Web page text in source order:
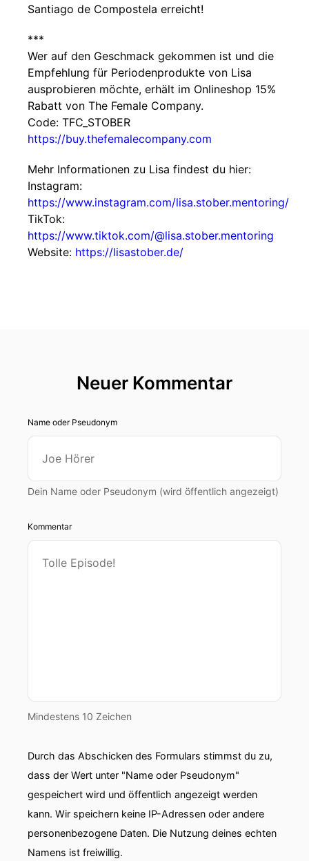
Santiago de Compostela erreicht!
***
Wer auf den Geschmack gekommen ist und die
Empfehlung für Periodenprodukte von Lisa
ausprobieren möchte, erhält im Onlineshop 15%
Rabatt von The Female Company.
Code: TFC_STOBER
https://buy.thefemalecompany.com
Mehr Informationen zu Lisa findest du hier:
Instagram:
https://www.instagram.com/lisa.stober.mentoring/
TikTok:
https://www.tiktok.com/@lisa.stober.mentoring
Website: https://lisastober.de/
Neuer Kommentar
Name oder Pseudonym
Dein Name oder Pseudonym (wird öffentlich angezeigt)
Kommentar
Mindestens 10 Zeichen
Durch das Abschicken des Formulars stimmst du zu,
dass der Wert unter "Name oder Pseudonym"
gespeichert wird und öffentlich angezeigt werden
kann. Wir speichern keine IP-Adressen oder andere
personenbezogene Daten. Die Nutzung deines echten
Namens ist freiwillig.